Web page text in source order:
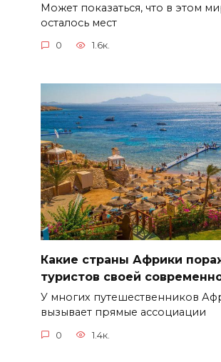
Может показаться, что в этом
осталось мест
0 1.6к.
Какие страны Африки
туристов своей
У многих путешественников
вызывает прямые ассоциации
0 1.4к.